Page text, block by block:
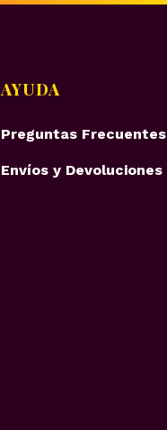
AYUDA
Preguntas Frecuentes
Envíos y Devoluciones